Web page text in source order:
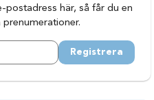
postadress här, så får du en
prenumerationer.
Registrera